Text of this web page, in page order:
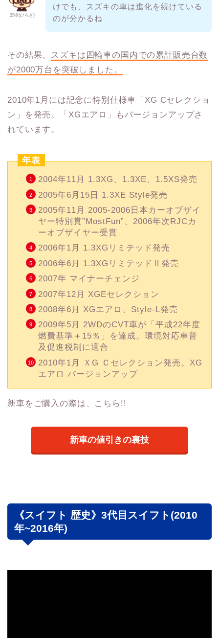
宏樹(ひろき)
けでも、スズキの車は進化を続けている
のが分かるね
その結果、 スズキは四輪車の国内での累計販売台数
が2000万台を突破しました。
2010年1月には記念に特別仕様車「XG Cセレクショ
ン」を発売。「XGエアロ」もバージョンアップさ
れています。
年表
2004年11月 1.3XG、1.3XE、1.5XS発売
2005年6月15日 1.3XE Style発売
2005年11月 2005-2006日本カーオブザイ
ヤー特別賞”MostFun”、2006年次RJCカ
ーオブザイヤー受賞
2006年1月 1.3XGリミテッド発売
2006年6月 1.3XGリミテッドⅡ発売
2007年 マイナーチェンジ
2007年12月 XGEセレクション
2008年6月 XGエアロ、Style-L発売
2009年5月 2WDのCVT車が「平成22年度
燃費基準＋15％」を達成。環境対応車普
及促進税制に適合
2010年1月 ＸG Ｃセレクション発売。XG
エアロ バージョンアップ
新車をご購入の際は、こちら!!
新車の値引きの裏技
《スイフト 歴史》3代目スイフト(2010
年~2016年)